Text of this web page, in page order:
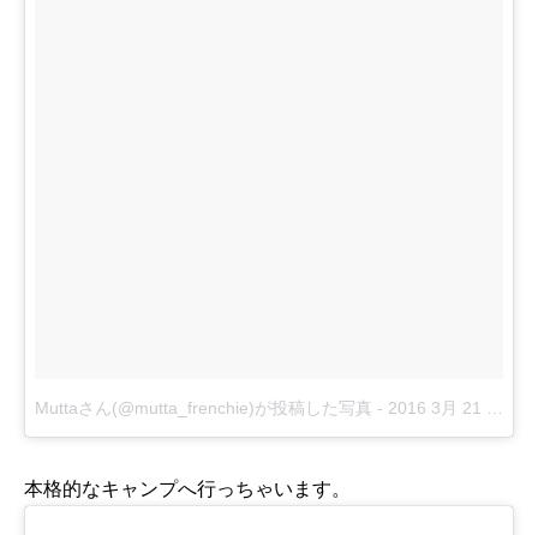
Muttaさん(@mutta_frenchie)が投稿した写真 - 2016 3月 21 1:30午前 PDT
本格的なキャンプへ行っちゃいます。